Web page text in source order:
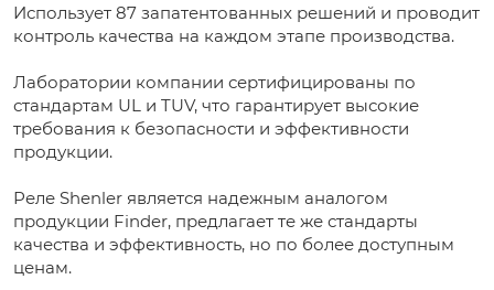
Использует 87 запатентованных решений и проводит
контроль качества на каждом этапе производства.
Лаборатории компании сертифицированы по
стандартам UL и TUV, что гарантирует высокие
требования к безопасности и эффективности
продукции.
Реле Shenler является надежным аналогом
продукции Finder, предлагает те же стандарты
качества и эффективность, но по более доступным
ценам.